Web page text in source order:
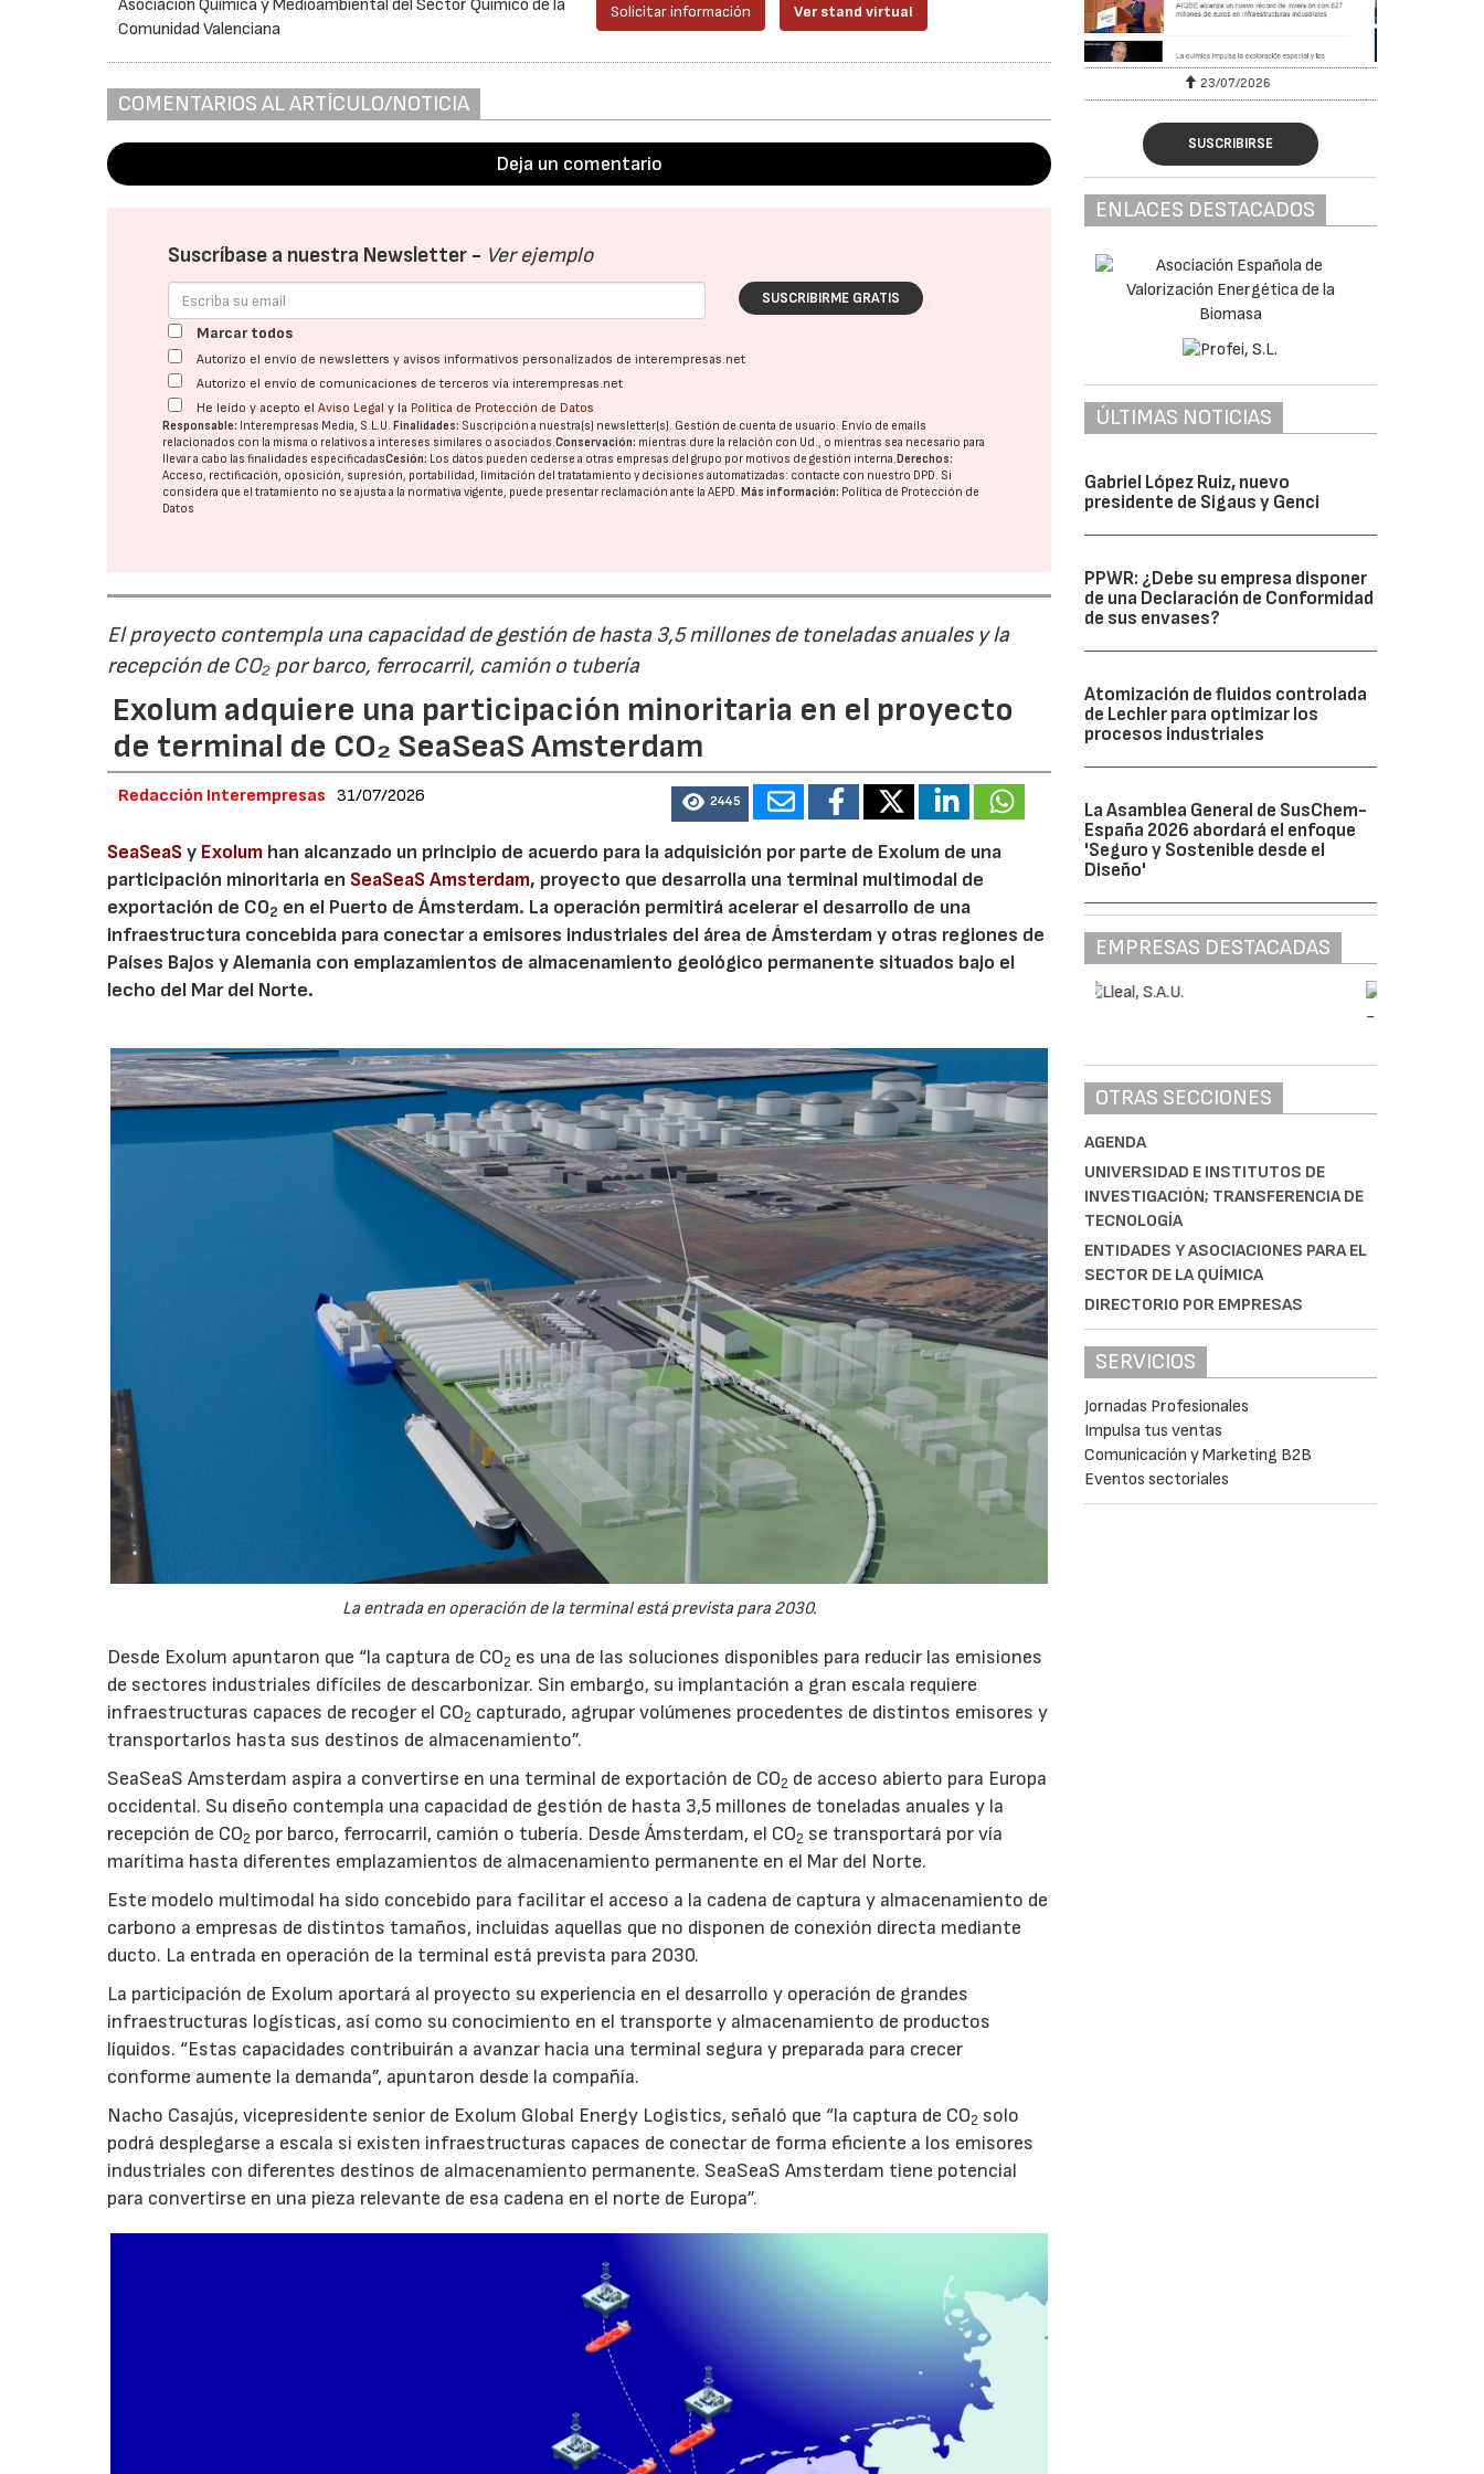
Asociación Química y Medioambiental del Sector Químico de la
Comunidad Valenciana
Solicitar información Ver stand virtual
COMENTARIOS AL ARTÍCULO/NOTICIA
Deja un comentario
Suscríbase a nuestra Newsletter - Ver ejemplo
SUSCRIBIRME GRATIS
Marcar todos
Autorizo el envío de newsletters y avisos informativos personalizados de interempresas.net
Autorizo el envío de comunicaciones de terceros vía interempresas.net
He leído y acepto elAviso Legal y la Política de Protección de Datos
Responsable: Interempresas Media, S.L.U. Finalidades: Suscripción a nuestra(s) newsletter(s). Gestión de cuenta de usuario. Envío de emails
relacionados con la misma o relativos a intereses similares o asociados.Conservación: mientras dure la relación con Ud., o mientras sea necesario para
llevar a cabo las finalidades especificadasCesión: Los datos pueden cederse a otras empresas del grupo por motivos de gestión interna. Derechos:
Acceso, rectificación, oposición, supresión, portabilidad, limitación del tratatamiento y decisiones automatizadas: contacte con nuestro DPD. Si
considera que el tratamiento no se ajusta a la normativa vigente, puede presentar reclamación ante laAEPD. Más información: Política de Protección de
Datos
El proyecto contempla una capacidad de gestión de hasta 3,5 millones de toneladas anuales y la
recepción de CO₂ por barco, ferrocarril, camión o tubería
Exolum adquiere una participación minoritaria en el proyecto
de terminal de CO₂ SeaSeaS Amsterdam
Redacción Interempresas 31/07/2026 2445
SeaSeaSy Exolum han alcanzado un principio de acuerdo para la adquisición por parte de Exolum de una
participación minoritaria en SeaSeaS Amsterdam, proyecto que desarrolla una terminal multimodal de
exportación de CO2 en el Puerto de Ámsterdam. La operación permitirá acelerar el desarrollo de una
infraestructura concebida para conectar a emisores industriales del área de Ámsterdam y otras regiones de
Países Bajos y Alemania con emplazamientos de almacenamiento geológico permanente situados bajo el
lecho del Mar del Norte.
La entrada en operación de la terminal está prevista para 2030.
Desde Exolum apuntaron que “la captura de CO2 es una de las soluciones disponibles para reducir las emisiones
de sectores industriales difíciles de descarbonizar. Sin embargo, su implantación a gran escala requiere
infraestructuras capaces de recoger el CO2 capturado, agrupar volúmenes procedentes de distintos emisores y
transportarlos hasta sus destinos de almacenamiento”.
SeaSeaS Amsterdam aspira a convertirse en una terminal de exportación de CO2 de acceso abierto para Europa
occidental. Su diseño contempla una capacidad de gestión de hasta 3,5 millones de toneladas anuales y la
recepción de CO2 por barco, ferrocarril, camión o tubería. Desde Ámsterdam, el CO2 se transportará por vía
marítima hasta diferentes emplazamientos de almacenamiento permanente en el Mar del Norte.
Este modelo multimodal ha sido concebido para facilitar el acceso a la cadena de captura y almacenamiento de
carbono a empresas de distintos tamaños, incluidas aquellas que no disponen de conexión directa mediante
ducto. La entrada en operación de la terminal está prevista para 2030.
La participación de Exolum aportará al proyecto su experiencia en el desarrollo y operación de grandes
infraestructuras logísticas, así como su conocimiento en el transporte y almacenamiento de productos
líquidos. “Estas capacidades contribuirán a avanzar hacia una terminal segura y preparada para crecer
conforme aumente la demanda”, apuntaron desde la compañía.
Nacho Casajús, vicepresidente senior de Exolum Global Energy Logistics, señaló que “la captura de CO2 solo
podrá desplegarse a escala si existen infraestructuras capaces de conectar de forma eficiente a los emisores
industriales con diferentes destinos de almacenamiento permanente. SeaSeaS Amsterdam tiene potencial
para convertirse en una pieza relevante de esa cadena en el norte de Europa”.
30/07/2026
SUSCRIBIRSE
ENLACES DESTACADOS
ÚLTIMAS NOTICIAS
Gabriel López Ruiz, nuevo
presidente de Sigaus y Genci
PPWR: ¿Debe su empresa disponer
de una Declaración de Conformidad
de sus envases?
Atomización de fluidos controlada
de Lechler para optimizar los
procesos industriales
La Asamblea General de SusChem-
España 2026 abordará el enfoque
'Seguro y Sostenible desde el
Diseño'
EMPRESAS DESTACADAS
OTRAS SECCIONES
AGENDA
UNIVERSIDAD E INSTITUTOS DE
INVESTIGACIÓN; TRANSFERENCIA DE
TECNOLOGÍA
ENTIDADES Y ASOCIACIONES PARA EL
SECTOR DE LA QUÍMICA
DIRECTORIO POR EMPRESAS
SERVICIOS
Jornadas Profesionales
Impulsa tus ventas
Comunicación y Marketing B2B
Eventos sectoriales